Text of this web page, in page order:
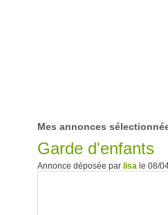
Mes annonces
Garde d'enfants
Annonce déposée par lisa le 08/